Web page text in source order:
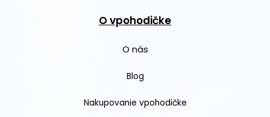
O vpohodičke
O nás
Blog
Nakupovanie vpohodičke